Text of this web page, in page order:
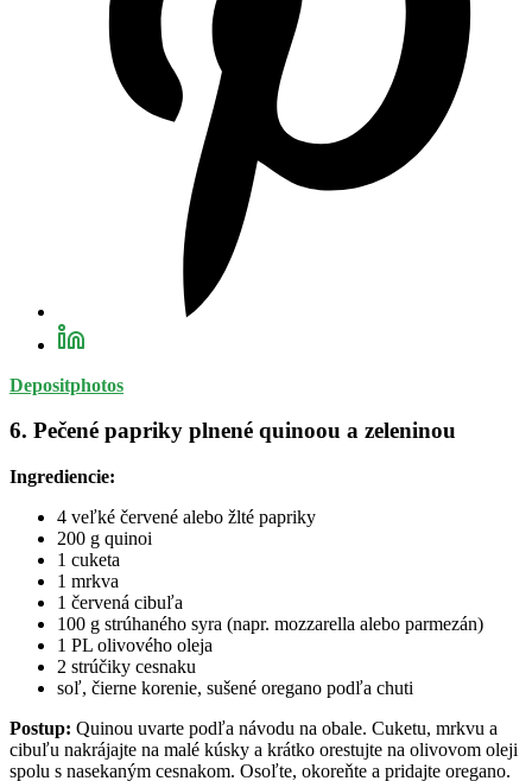
Depositphotos
6. Pečené papriky plnené quinoou a zeleninou
Ingrediencie:
4 veľké červené alebo žlté papriky
200 g quinoi
1 cuketa
1 mrkva
1 červená cibuľa
100 g strúhaného syra (napr. mozzarella alebo parmezán)
1 PL olivového oleja
2 strúčiky cesnaku
soľ, čierne korenie, sušené oregano podľa chuti
Postup: Quinou uvarte podľa návodu na obale. Cuketu, mrkvu a
cibuľu nakrájajte na malé kúsky a krátko orestujte na olivovom oleji
spolu s nasekaným cesnakom. Osoľte, okoreňte a pridajte oregano.